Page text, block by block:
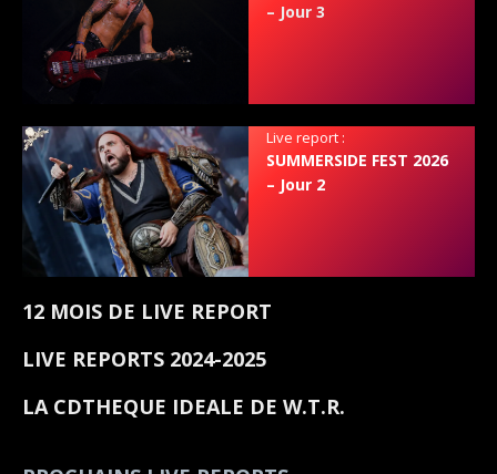
– Jour 3
Live report :
SUMMERSIDE FEST 2026
– Jour 2
12 MOIS DE LIVE REPORT
LIVE REPORTS 2024-2025
LA CDTHEQUE IDEALE DE W.T.R.